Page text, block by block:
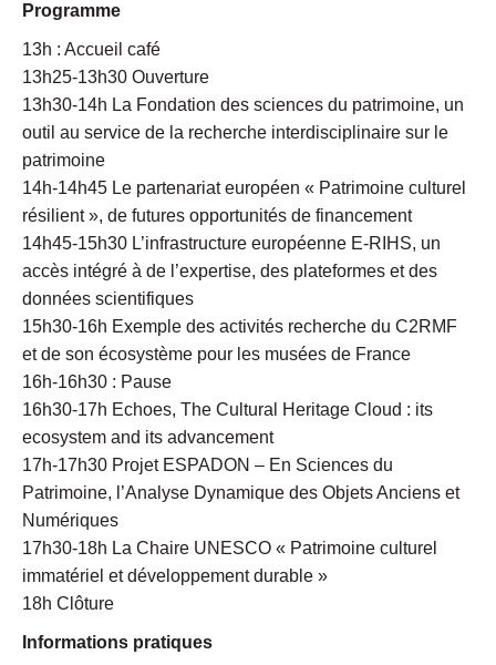
Programme
13h : Accueil café
13h25-13h30 Ouverture
13h30-14h La Fondation des sciences du patrimoine, un
outil au service de la recherche interdisciplinaire sur le
patrimoine
14h-14h45 Le partenariat européen « Patrimoine culturel
résilient », de futures opportunités de financement
14h45-15h30 L’infrastructure européenne E-RIHS, un
accès intégré à de l’expertise, des plateformes et des
données scientifiques
15h30-16h Exemple des activités recherche du C2RMF
et de son écosystème pour les musées de France
16h-16h30 : Pause
16h30-17h Echoes, The Cultural Heritage Cloud : its
ecosystem and its advancement
17h-17h30 Projet ESPADON – En Sciences du
Patrimoine, l’Analyse Dynamique des Objets Anciens et
Numériques
17h30-18h La Chaire UNESCO « Patrimoine culturel
immatériel et développement durable »
18h Clôture
Informations pratiques